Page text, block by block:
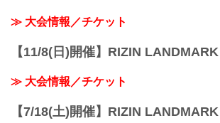
≫ 大会情報／チケット
【11/8(日)開催】RIZIN
≫ 大会情報／チケット
【7/18(土)開催】RIZIN